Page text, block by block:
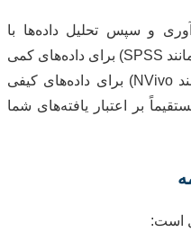
و سپس تحلیل داده‌ها با
استفاده از نرم‌افزارهای آماری (مانند SPSS) برای داده‌های کمی
یا نرم‌افزارهای تحلیل کیفی (مانند NVivo) برای داده‌های کیفی
بر اعتبار یافته‌های شما
است: